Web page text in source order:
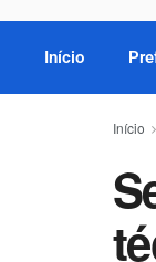
Início
Início